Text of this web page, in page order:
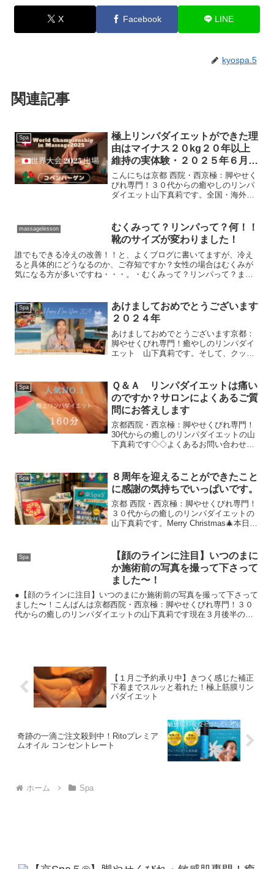
X Facebook LINE
kyospa.5
関連記事
Spa
極上リンパダイエットができた理
由はマイナス２０kg２０年以上
維持の実体験・２０２５年６月コ
ペンハーゲンで開催される施術の
世界大会に出場します
こんにちは京都 西院・西京極：脚やせく
びれ専門！３０代からの癒やしのリンパ
ダイエット山下真莉です。全国・海外か
年以上維持しているダイエット経験から
お客様お一人お一人の...
massagelesson
むくみって？リンパって？何！！
靴のサイズが変わりました！
誰でもできる冷えの改善！！と、よくブログに書いてますが、冷え
ると具体的にどうなるのか、ご存知ですか？女性の場合はむくみが
気になる方が多いですね・・・。・むくみって？リンパって？まず
Spa
あけましておめでとうございます
２０２４年
あけましておめでとうございます京都：
脚やせくびれ専門！癒やしのリンパダイ
エット 山下真莉です。そして、クック
だきました。日本でこんな素敵な機会を
いただく日が来るとは...
Spa
Ｑ＆Ａ リンパダイエットは痛い
のですか？サロンによくあるご質
問にお答えします
京都西院・西京極：脚やせくびれ専門！
30代からの癒しのリンパダイエットの山
下真莉です◇◇よくあるお問い合わせで
おります。*紙ショーツをご用意しており
ます。ご自身のショー...
Spa
８周年を迎えることができたこと
に感謝の気持ちでいっぱいです。
京都 西院・西京極：脚やせくびれ専門！
３０代からの癒しのリンパダイエットの
山下真莉です。Merry Christmas🎄本日、
所にも関わらず、京都市内だけでなく、
２時...
Spa
【顔のラインに注目】いつのまに
か施術前の写真を撮って下さって
ました〜！
●【顔のラインに注目】いつのまにか施術前の写真を撮って下さって
ました〜！こんばんは京都西院・西京極：脚やせくびれ専門！３０
代からの癒しのリンパダイエットの山下真莉です現在３月後半のご
【１月ご予約承り中】きつく感じた補正
下着までスルッと着れた！極上筋膜リン
パダイエット
奇跡の一滴ご注文殺到中！Ritoプレミア
ムオイル コンセントレート
ホーム Spa